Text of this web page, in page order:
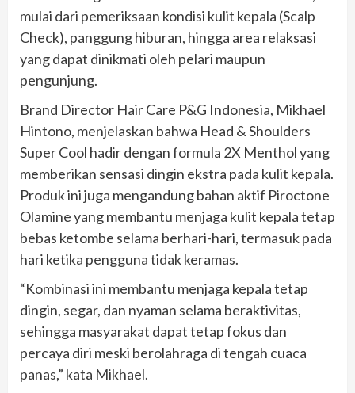
mulai dari pemeriksaan kondisi kulit kepala (Scalp
Check), panggung hiburan, hingga area relaksasi
yang dapat dinikmati oleh pelari maupun
pengunjung.
Brand Director Hair Care P&G Indonesia, Mikhael
Hintono, menjelaskan bahwa Head & Shoulders
Super Cool hadir dengan formula 2X Menthol yang
memberikan sensasi dingin ekstra pada kulit kepala.
Produk ini juga mengandung bahan aktif Piroctone
Olamine yang membantu menjaga kulit kepala tetap
bebas ketombe selama berhari-hari, termasuk pada
hari ketika pengguna tidak keramas.
“Kombinasi ini membantu menjaga kepala tetap
dingin, segar, dan nyaman selama beraktivitas,
sehingga masyarakat dapat tetap fokus dan
percaya diri meski berolahraga di tengah cuaca
panas,” kata Mikhael.